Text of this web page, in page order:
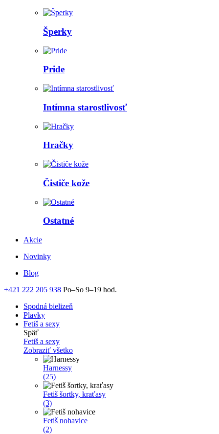
Šperky
Pride
Intímna starostlivosť
Hračky
Čističe kože
Ostatné
Akcie
Novinky
Blog
+421 222 205 938 Po–So 9–19 hod.
Spodná bielizeň
Plavky
Fetiš a sexy
Späť
Fetiš a sexy
Zobraziť všetko
Harnessy
(25)
Fetiš šortky, kraťasy
(3)
Fetiš nohavice
(2)